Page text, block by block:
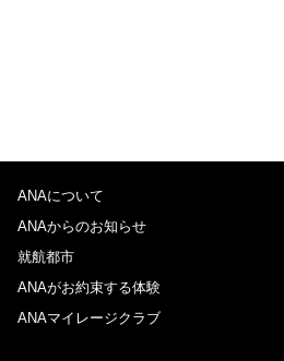
ANAについて
ANAからのお知らせ
就航都市
ANAがお約束する体験
ANAマイレージクラブ